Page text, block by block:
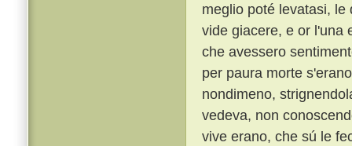
meglio poté levatasi,
vide giacere, e or l'una
che avessero
per paura morte
nondimeno,
vedeva, non
vive erano, che sú le